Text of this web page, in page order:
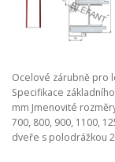
Ocelové zárubně pro
Specifikace
mm Jmenovité
700, 800, 900, 1100,
dveře s polodrážkou